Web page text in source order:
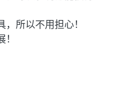
所以不用担心！